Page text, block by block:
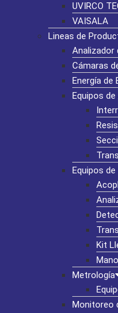
UVIRCO
VAISALA
Lineas de
Analizador
Cámaras
Energía de
Equipos
Equipos de
Kit
Metrología
Monitoreo